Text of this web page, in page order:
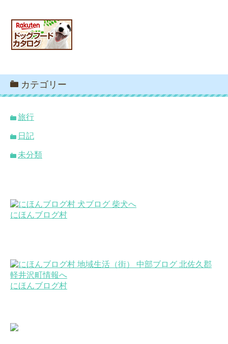
カテゴリー
旅行
日記
未分類
にほんブログ村
にほんブログ村